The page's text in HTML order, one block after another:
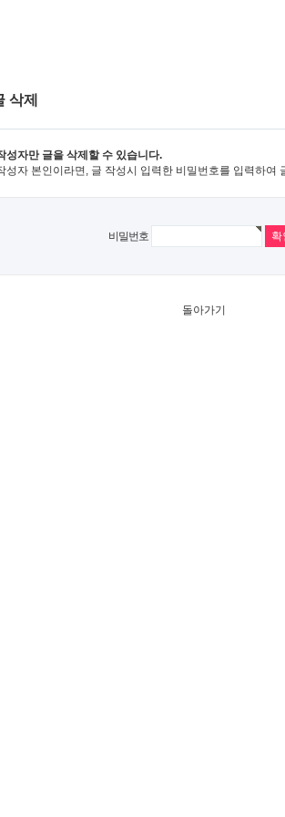
삭제
성자만 글을 삭제할 수 있습니다.
성자 본인이라면, 글 작성시 입력한 비밀번호를 입력하여
비밀번호
돌아가기